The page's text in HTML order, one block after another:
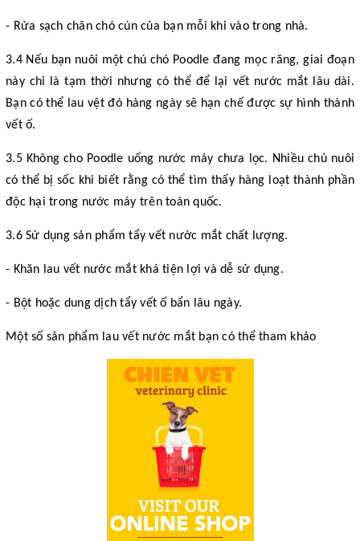
- Rửa sạch chân chó cún của bạn mỗi khi vào trong nhà.
3.4 Nếu bạn nuôi một chú chó Poodle đang mọc răng, giai đoạn
này chỉ là tạm thời nhưng có thể để lại vết nước mắt lâu dài.
Bạn có thể lau vệt đó hàng ngày sẽ hạn chế được sự hình thành
vết ố.
3.5 Không cho Poodle uống nước máy chưa lọc. Nhiều chủ nuôi
có thể bị sốc khi biết rằng có thể tìm thấy hàng loạt thành phần
độc hại trong nước máy trên toàn quốc.
3.6 Sử dụng sản phẩm tẩy vết nước mắt chất lượng.
- Khăn lau vết nước mắt khá tiện lợi và dễ sử dụng.
- Bột hoặc dung dịch tẩy vết ố bẩn lâu ngày.
Một số sản phẩm lau vết nước mắt bạn có thể tham khảo